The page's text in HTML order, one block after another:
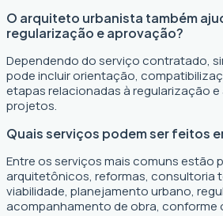
O arquiteto urbanista também
regularização e aprovação?
Dependendo do serviço contratado,
pode incluir orientação,
etapas relacionadas à regularização
projetos.
Quais serviços podem ser feitos
Entre os serviços mais comuns estão
arquitetônicos, reformas, consultoria
viabilidade, planejamento urbano,
acompanhamento de obra, conforme